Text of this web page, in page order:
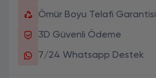
Ömür Boyu Telafi Garantisi
3D Güvenli Ödeme
7/24 Whatsapp Destek